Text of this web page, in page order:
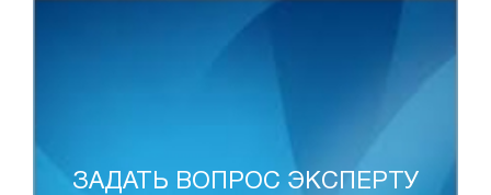
ЗАДАТЬ ВОПРОС ЭКСПЕРТУ